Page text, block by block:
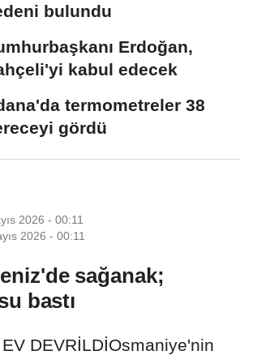
bulundu
Erdoğan,
kabul edecek
termometreler 38
gördü
2026 - 00:11
2026 - 00:11
sağanak;
bastı
DEVRİLDİOsmaniye'nin